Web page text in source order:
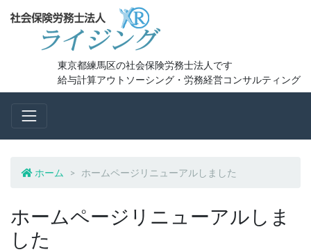
移
東京都練馬区の社会保険労務士法人です
給与計算アウトソーシング・労務経営コンサルティング
ホーム ホームページリニューアルしました
ホームページリニューアルしま
した